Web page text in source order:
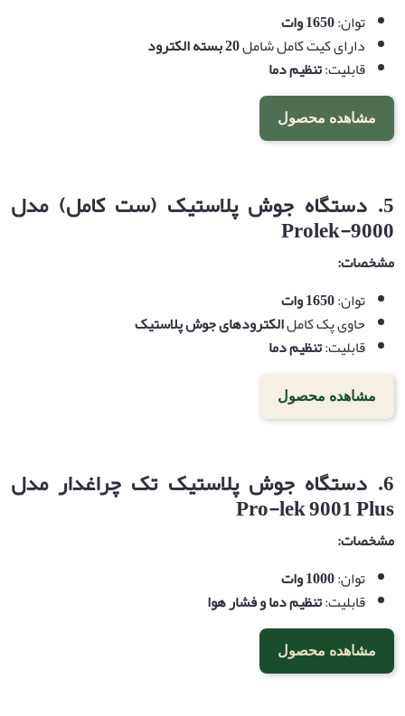
توان:1650وات
دارای کیت کامل شامل20بسته الکترود
قابلیت:تنظیم دما
مشاهده محصول
5. دستگاه جوش پلاستیک (ست کامل) مدل
Prolek-9000
مشخصات:
توان:1650وات
حاوی پک کاملالکترودهای جوش پلاستیک
قابلیت:تنظیم دما
مشاهده محصول
6. دستگاه جوش پلاستیک تک چراغدار مدل
Pro-lek 9001 Plus
مشخصات:
توان:1000وات
قابلیت:تنظیم دما و فشار هوا
مشاهده محصول